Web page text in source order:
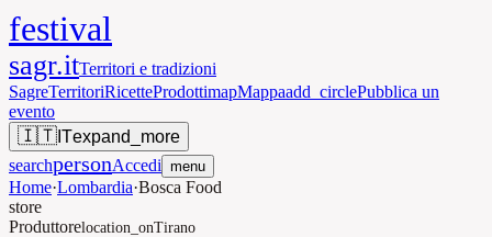
festival
sagr.itTerritori e tradizioni
SagreTerritoriRicetteProdottimapMappaadd_circlePubblica un
evento
🇮🇹 ITexpand_more
searchpersonAccedi menu
Home·Lombardia·Bosca Food
store
Produttorelocation_onTirano